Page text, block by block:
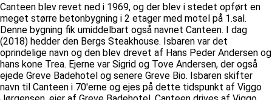
Canteen blev revet ned i 1969, og der blev i stedet opført en
meget større betonbygning i 2 etager med motel på 1.sal.
Denne bygning fik umiddelbart også navnet Canteen. I dag
(2018) hedder den Bergs Steakhouse. Isbaren var det
oprindelige navn og den blev drevet af Hans Peder Andersen og
hans kone Trea. Ejerne var Sigrid og Tove Andersen, der også
ejede Greve Badehotel og senere Greve Bio. Isbaren skifter
navn til Canteen i 70'erne og ejes på dette tidspunkt af Viggo